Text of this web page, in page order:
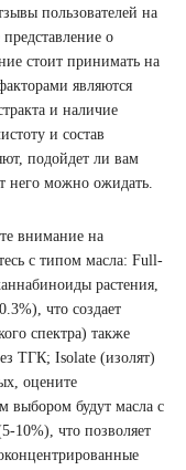
пользователей на
о
стоит принимать на
являются
и наличие
и состав
подойдет ли вам
него можно ожидать.
внимание на
с типом масла: Full-
растения,
что создает
спектра) также
ТГК; Isolate (изолят)
оцените
выбором будут масла с
10%), что позволяет